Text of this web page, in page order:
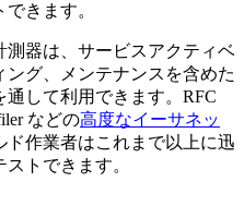
きます。
測器は、サービスアクティベ
グ、メンテナンスを含めた
して利用できます。RFC
などの高度なイーサネッ
ド作業者はこれまで以上に迅
トできます。